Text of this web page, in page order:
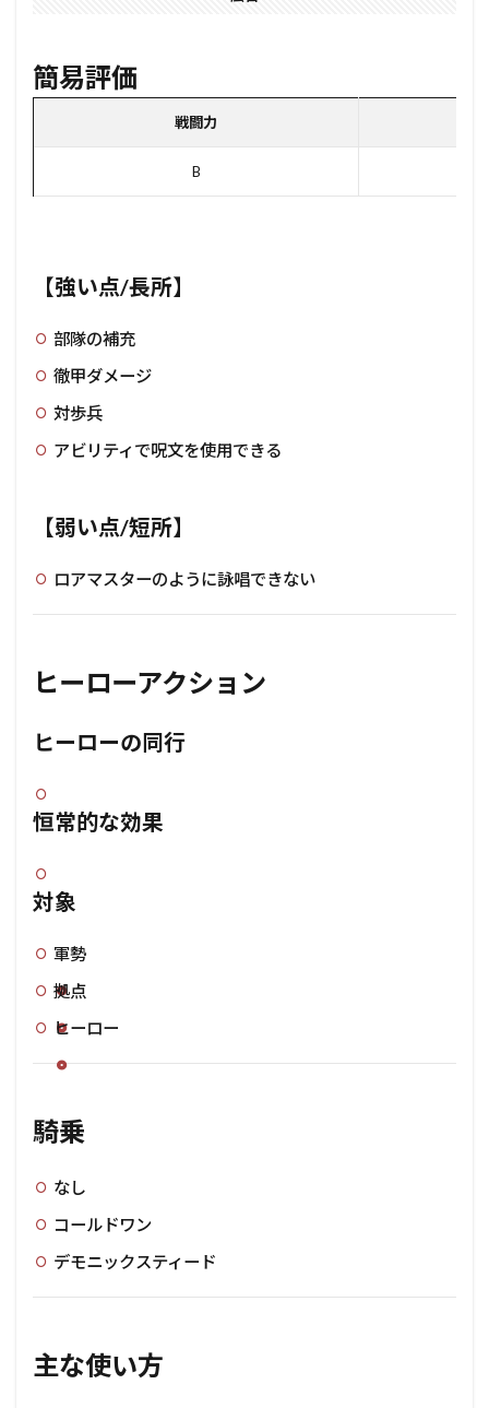
簡易評価
戦闘力
B
【強い点/長所】
部隊の補充
徹甲ダメージ
対歩兵
アビリティで呪文を使用できる
【弱い点/短所】
ロアマスターのように詠唱できない
ヒーローアクション
ヒーローの同行
恒常的な効果
対象
軍勢
拠点
ヒーロー
騎乗
なし
コールドワン
デモニックスティード
主な使い方